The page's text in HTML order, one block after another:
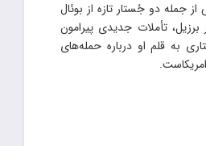
جمله دو جُستار تازه از بوئال
برزیل، تأملات جدیدی پیرامون
به قلم او درباره حمله‌های